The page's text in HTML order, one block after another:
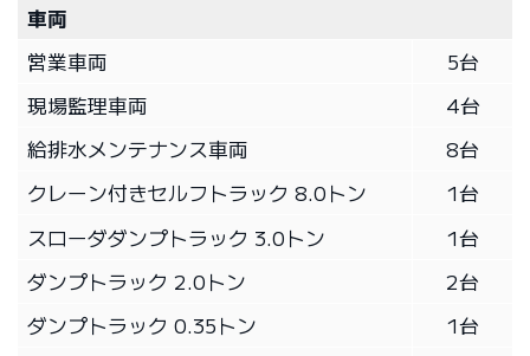
車両
営業車両
5台
現場監理車両
4台
給排水メンテナンス車両
8台
クレーン付きセルフトラック 8.0トン
1台
スローダダンプトラック 3.0トン
1台
ダンプトラック 2.0トン
2台
ダンプトラック 0.35トン
1台